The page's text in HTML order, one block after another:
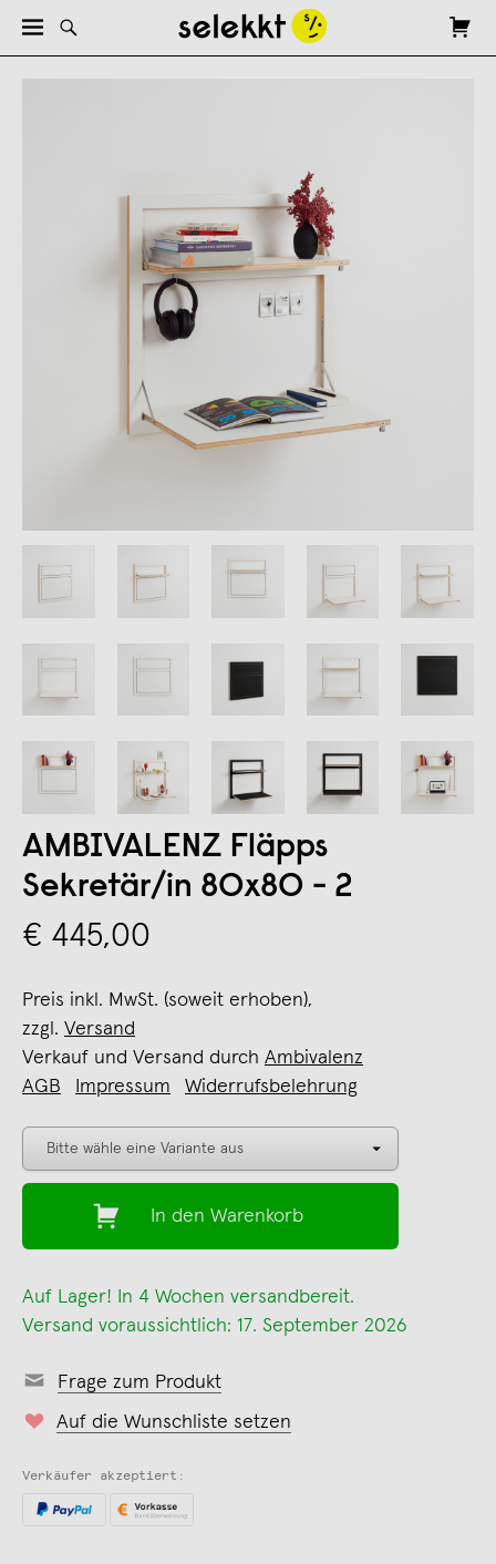
AMBIVALENZ Fläpps
Sekretär/in 80x80 - 2
€ 445,00
Preis inkl. MwSt. (soweit erhoben),
zzgl. Versand
Verkauf und Versand durch Ambivalenz
AGB
Impressum Widerrufsbelehrung
In den Warenkorb
Auf Lager! In 4 Wochen versandbereit.
Versand voraussichtlich: 17. September 2026
Frage zum Produkt
Auf die Wunschliste setzen
Verkäufer akzeptiert: